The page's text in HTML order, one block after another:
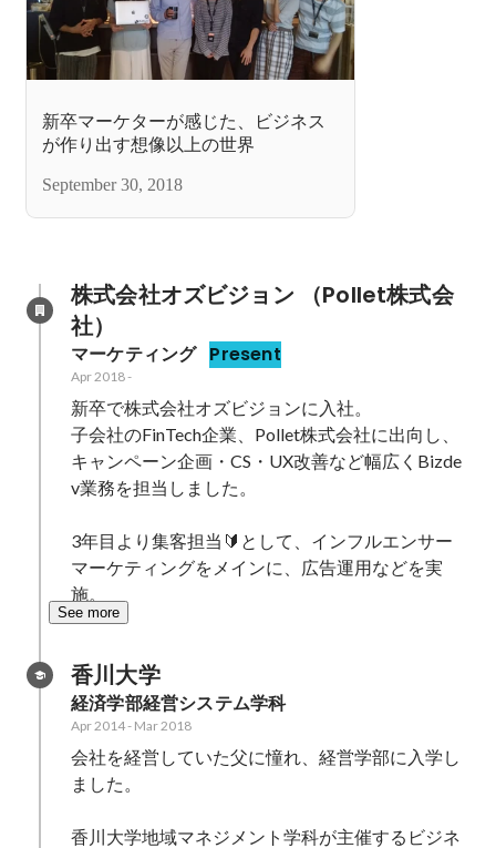
新卒マーケターが感じた、ビジネス
が作り出す想像以上の世界
September 30, 2018
株式会社オズビジョン （Pollet株式会
社）
マーケティング Present
Apr 2018-
新卒で株式会社オズビジョンに入社。
子会社のFinTech企業、Pollet株式会社に出向し、
キャンペーン企画・CS・UX改善など幅広くBizde
v業務を担当しました。
3年目より集客担当🔰として、インフルエンサー
マーケティングをメインに、広告運用などを実
施。
See more
香川大学
経済学部経営システム学科
Apr 2014- Mar 2018
会社を経営していた父に憧れ、経営学部に入学し
ました。
香川大学地域マネジメント学科が主催するビジネ